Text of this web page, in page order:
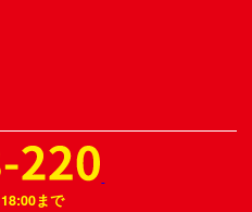
まで